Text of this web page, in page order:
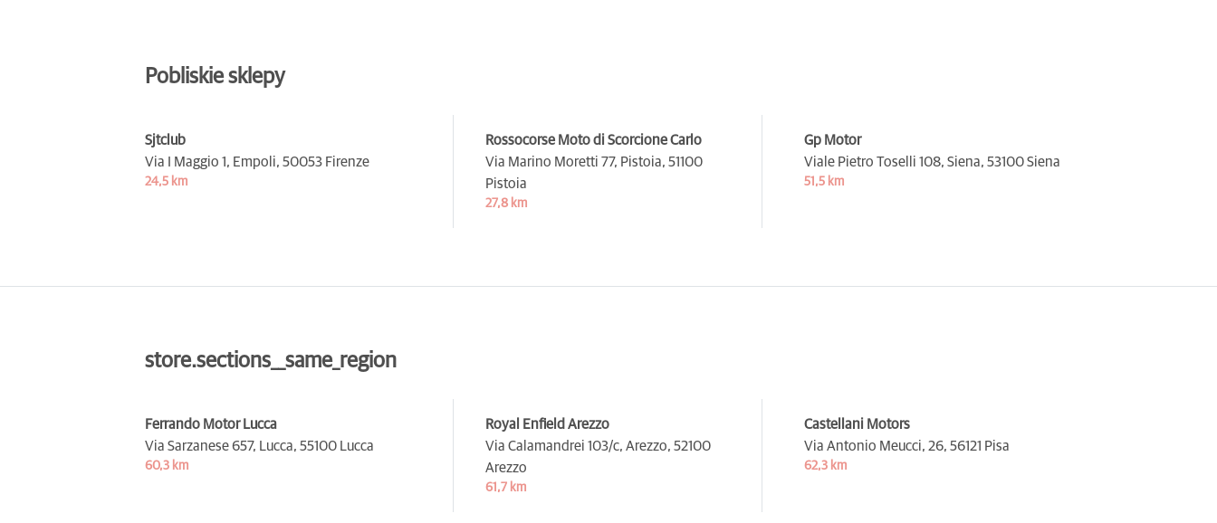
Pobliskie sklepy
Sjtclub
Via I Maggio 1, Empoli, 50053 Firenze
24,5 km
Rossocorse Moto di Scorcione Carlo
Via Marino Moretti 77, Pistoia, 51100
Pistoia
27,8 km
Gp Motor
Viale Pietro Toselli 108, Siena, 53100 Siena
51,5 km
store.sections__same_region
Ferrando Motor Lucca
Via Sarzanese 657, Lucca, 55100 Lucca
60,3 km
Royal Enfield Arezzo
Via Calamandrei 103/c, Arezzo, 52100
Arezzo
61,7 km
Castellani Motors
Via Antonio Meucci, 26, 56121 Pisa
62,3 km